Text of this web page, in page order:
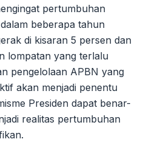
pertumbuhan
beberapa tahun
di kisaran 5 persen dan
lompatan yang terlalu
pengelolaan APBN yang
akan menjadi penentu
Presiden dapat benar-
realitas pertumbuhan